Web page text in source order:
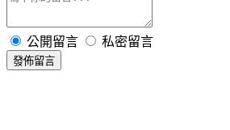
公開留言 私密留言
發佈留言